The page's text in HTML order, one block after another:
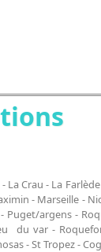
Crau - La
- Marseille -
argens -
du var -
- St Tropez -